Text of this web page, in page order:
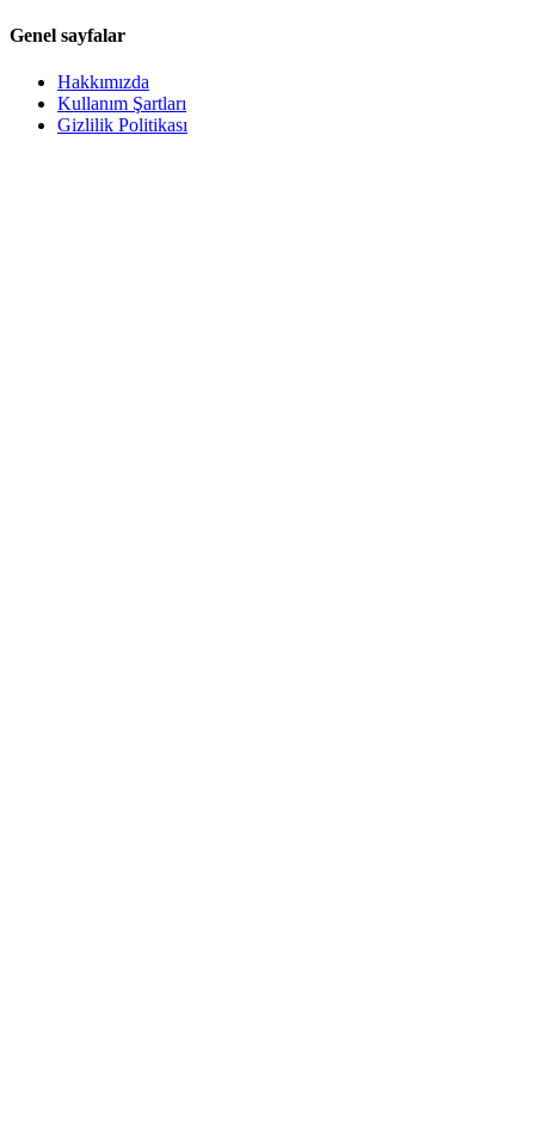
Genel sayfalar
Hakkımızda
Kullanım Şartları
Gizlilik Politikası